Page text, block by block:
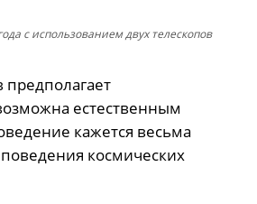
с использованием двух телескопов
предполагает
естественным
кажется весьма
космических